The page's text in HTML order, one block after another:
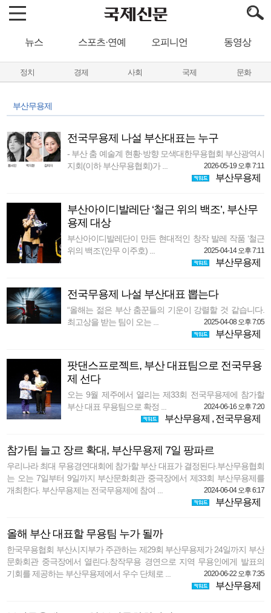
뉴스 스포츠·연예 오피니언 동영상
정치 경제 사회 국제 문화
부산무용제
전국무용제 나설 부산대표는 누구
- 부산 춤 예술계 현황·방향 모색대한무용협회 부산광역시
지회(이하 부산무용협회)가 ...
2026-05-19 오후 7:11
부산무용제
부산아이디발레단 ‘철근 위의 백조’, 부산무
용제 대상
부산아이디발레단이 만든 현대적인 창작 발레 작품 ‘철근
위의 백조’(안무 이주호) ...
2025-04-14 오후 7:11
부산무용제
전국무용제 나설 부산대표 뽑는다
“올해는 젊은 부산 춤꾼들의 기운이 강렬할 것 같습니다.
최고상을 받는 팀이 오는 ...
2025-04-08 오후 7:05
부산무용제
팟댄스프로젝트, 부산 대표팀으로 전국무용
제 선다
오는 9월 제주에서 열리는 제33회 전국무용제에 참가할
부산 대표 무용팀으로 확정 ...
2024-06-16 오후 7:20
부산무용제 , 전국무용제
참가팀 늘고 장르 확대, 부산무용제 7일 팡파르
우리나라 최대 무용경연대회에 참가할 부산 대표가 결정된다.부산무용협회
는 오는 7일부터 9일까지 부산문화회관 중극장에서 제33회 부산무용제를
개최한다. 부산무용제는 전국무용제에 참여 ...
2024-06-04 오후 6:17
부산무용제
올해 부산 대표할 무용팀 누가 될까
한국무용협회 부산시지부가 주관하는 제29회 부산무용제가 24일까지 부산
문화회관 중극장에서 열린다.창작무용 경연으로 지역 무용인에게 발표의
기회를 제공하는 부산무용제에서 우수 단체로 ...
2020-06-22 오후 7:35
부산무용제